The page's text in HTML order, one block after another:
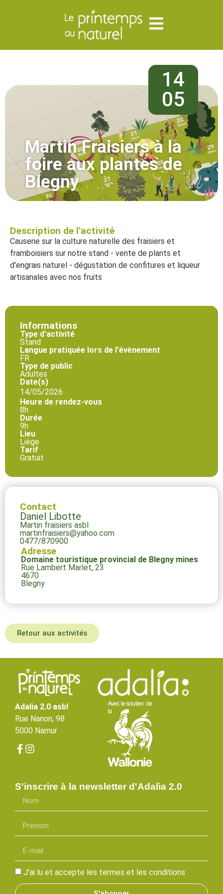
14
05
Martin Fraisiers à la
foire aux plantes de
Blegny
Description de l'activité
Causerie sur la culture naturelle des fraisiers et
framboisiers sur notre stand - vente de plants et
d'engrais naturel - dégustation de confitures et liqueur
artisanales avec nos fruits
Informations
Type d'activité
Stand
Langue pratiquée lors de l'évènement
FR
Type de public
Adultes
Date(s)
14/05/2026
Heure de rendez-vous
8h
Durée
9h
Lieu
Liège
Tarif
Gratuit
Contact
Daniel Libotte
Martin fraisiers asbl
martinfraisiers@yahoo.com
0477/870900
Adresse
Domaine touristique provincial de Blegny mines
Rue Lambert Marlet, 23
4670
Blegny
Retour aux activités
Adalia 2.0 asbl
Rue Nanon, 98
5000 Namur
S'inscrire à la newsletter d'Adalia 2.0
J'ai lu et accepte les termes et les conditions